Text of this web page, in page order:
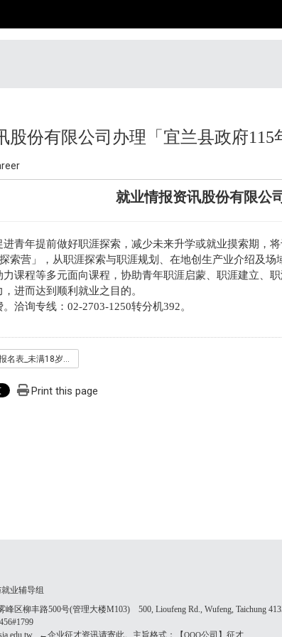
股份有限公司办理「宜兰县政府115
就业情报资讯股份有限公
青年提前做好职涯探索，减少未来升学或就业摸索期，
探索营」，从职涯探索与职涯规划、在地创生产业介绍及
力课程等多元面向课程，协助青年职涯启蒙、职涯建立、
进而达到顺利就业之目的。
洽询专线：02-2703-1250转分机392。
Print this page
业辅导组
峰区柳丰路500号(管理大楼M103) 500, Lioufeng Rd., Wufeng, Taichung
←企业征才资讯请寄此。主旨格式：【OOO公司】征才